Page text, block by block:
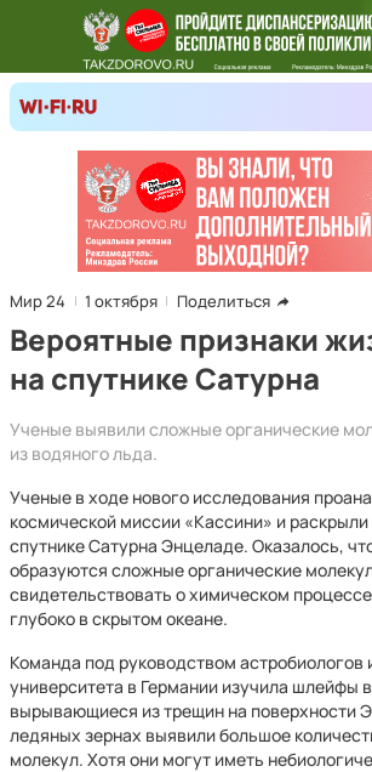
Мир 24 1 октября Поделиться
Вероятные признаки
на спутнике Сатурна
Ученые выявили сложные органические
из водяного льда.
Ученые в ходе нового исследования
космической миссии «Кассини» и
спутнике Сатурна Энцеладе. Оказалось,
образуются сложные органические
свидетельствовать о химическом
глубоко в скрытом океане.
Команда под руководством астробиологов
университета в Германии изучила шлейфы
вырывающиеся из трещин на поверхности
ледяных зернах выявили большое
молекул. Хотя они могут иметь